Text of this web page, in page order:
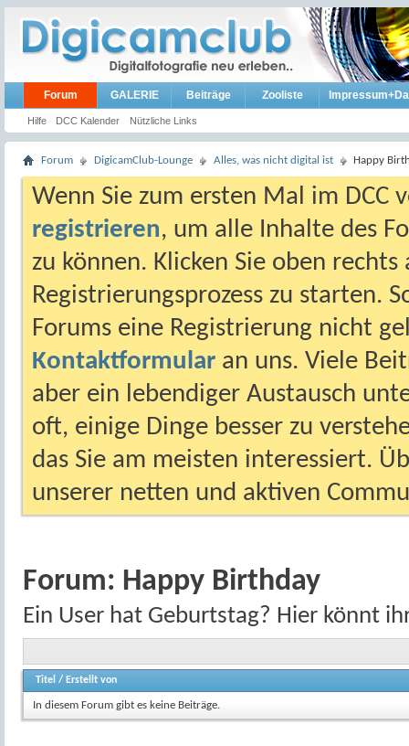
Forum
Hilfe DCC Kalender Nützliche Links
GALERIE Beiträge Zooliste
Forum DigicamClub-Lounge Alles, was nicht digital ist Happy
Wenn Sie zum ersten Mal im DCC
registrieren, um alle Inhalte des
zu können. Klicken Sie oben
Registrierungsprozess zu starten.
Forums eine Registrierung nicht
Kontaktformular an uns. Viele
aber ein lebendiger Austausch
oft, einige Dinge besser zu
das Sie am meisten interessiert.
unserer netten und aktiven
Forum: Happy Birthday
Ein User hat Geburtstag? Hier könnt
Titel / Erstellt von
In diesem Forum gibt es keine Beiträge.